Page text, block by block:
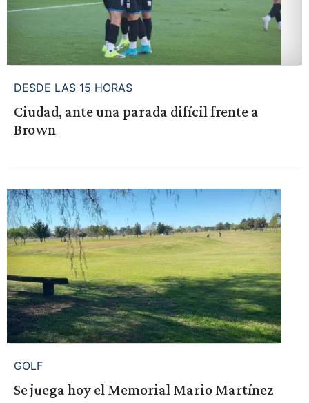
DESDE LAS 15 HORAS
Ciudad, ante una parada difícil frente a
Brown
GOLF
Se juega hoy el Memorial Mario Martínez